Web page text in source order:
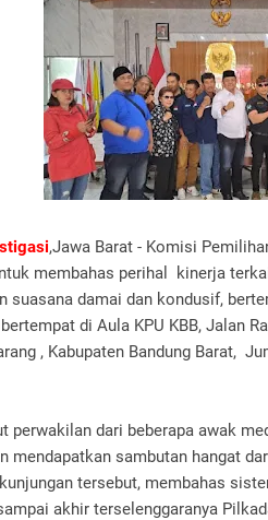
,Jawa Barat - Komisi
membahas perihal kinerja
suasana damai dan kondusif,
di Aula KPU KBB, Jalan
, Kabupaten Bandung Barat,
perwakilan dari beberapa awak
mendapatkan sambutan hangat
tersebut, membahas
akhir terselenggaranya